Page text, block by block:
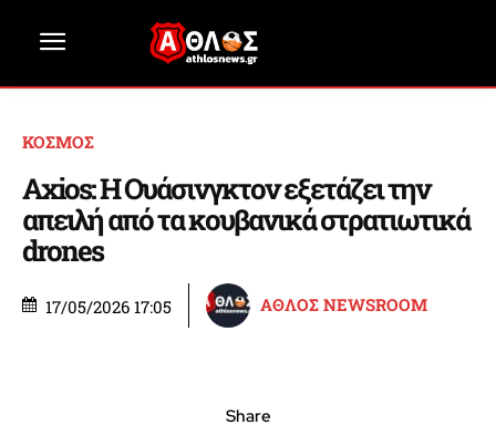
ΚΟΣΜΟΣ
Axios: Η Ουάσινγκτον εξετάζει την
απειλή από τα κουβανικά στρατιωτικά
drones
17/05/2026 17:05 ΑΘΛΟΣ NEWSROOM
Share